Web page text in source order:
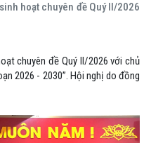
hoạt chuyên đề Quý II/2026
chuyên đề Quý II/2026 với chủ
2026 - 2030”. Hội nghị do đồng